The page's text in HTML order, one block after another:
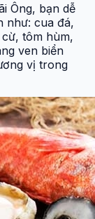
Ông, bạn dễ
như: cua đá,
tôm hùm,
ven biển
vị trong